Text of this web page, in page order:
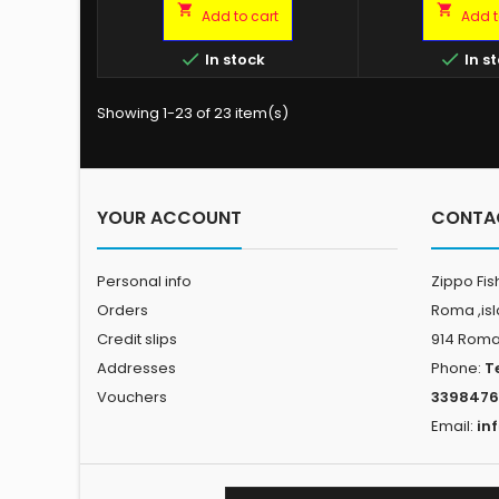
FOOT e testina girevole.
Lunghezza cm. 220.
 Add to cart
 In stock
ottimale
superficie del
utilizzate in
standard
permette
fusto
 Add
 In
Showing 1-23 of 23 item(s)
YOUR ACCOUNT
Personal info
Orders
Credit slips
Addresses
Vouchers
Zippo
Roma
914 Roma
Phone:
Email: